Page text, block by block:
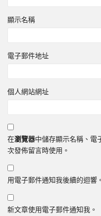
顯示名稱
電子郵件地址
個人網站網址
在瀏覽器中儲存顯示名稱、電
次發佈留言時使用。
用電子郵件通知我後續的迴響。
新文章使用電子郵件通知我。